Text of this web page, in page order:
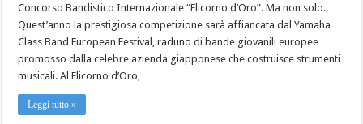
Concorso Bandistico Internazionale “Flicorno d’Oro”. Ma non solo.
Quest’anno la prestigiosa competizione sarà affiancata dal Yamaha
Class Band European Festival, raduno di bande giovanili europee
promosso dalla celebre azienda giapponese che costruisce strumenti
musicali. Al Flicorno d’Oro, …
Leggi tutto »